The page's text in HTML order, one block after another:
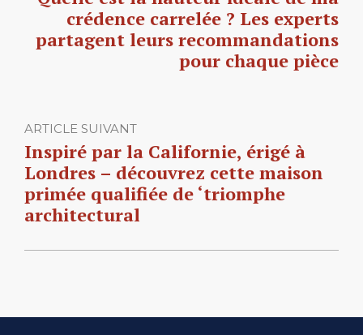
crédence carrelée ? Les experts
partagent leurs recommandations
pour chaque pièce
ARTICLE SUIVANT
Inspiré par la Californie, érigé à
Londres – découvrez cette maison
primée qualifiée de ‘triomphe
architectural